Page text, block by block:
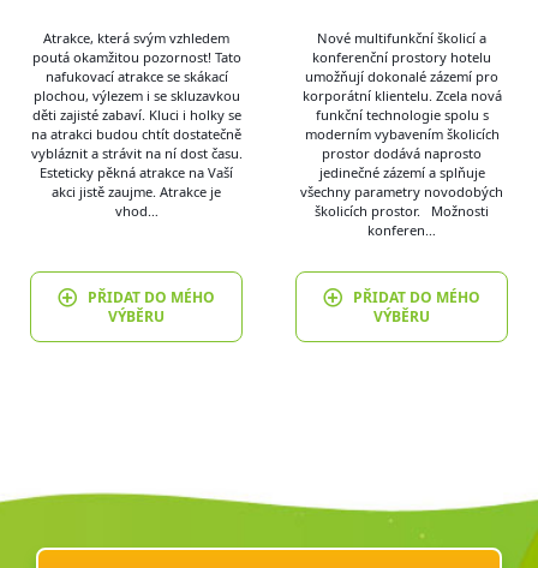
Atrakce, která svým vzhledem
poutá okamžitou pozornost! Tato
nafukovací atrakce se skákací
plochou, výlezem i se skluzavkou
děti zajisté zabaví. Kluci i holky se
na atrakci budou chtít dostatečně
vybláznit a strávit na ní dost času.
Esteticky pěkná atrakce na Vaší
akci jistě zaujme. Atrakce je
vhod…
PŘIDAT DO MÉHO
VÝBĚRU
Nové multifunkční školicí a
konferenční prostory hotelu
umožňují dokonalé zázemí pro
korporátní klientelu. Zcela nová
funkční technologie spolu s
moderním vybavením školicích
prostor dodává naprosto
jedinečné zázemí a splňuje
všechny parametry novodobých
školicích prostor. Možnosti
konferen…
PŘIDAT DO MÉHO
VÝBĚRU